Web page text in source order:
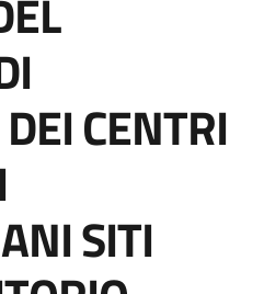
CENTRI
SITI